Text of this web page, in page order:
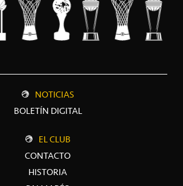
NOTICIAS
BOLETÍN DIGITAL
EL CLUB
CONTACTO
HISTORIA